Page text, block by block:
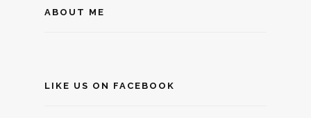
ABOUT ME
LIKE US ON FACEBOOK